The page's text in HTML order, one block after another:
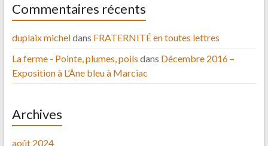
Commentaires récents
duplaix micheldans FRATERNITÉ en toutes lettres
La ferme - Pointe, plumes, poils dans Décembre 2016 –
Exposition à L’Âne bleu à Marciac
Archives
août 2024